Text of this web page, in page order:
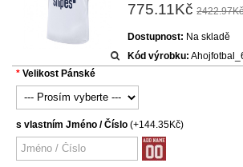
775.11Kč
Dostupnost: Na skladě
Kód výrobku:
Velikost Pánské
s vlastním Jméno / Číslo (+144.35Kč)